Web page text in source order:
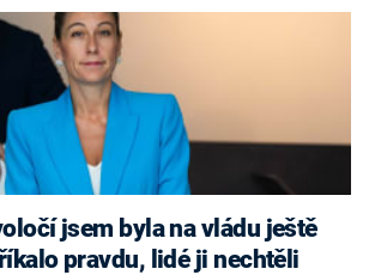
jsem byla na vládu ještě
pravdu, lidé ji nechtěli